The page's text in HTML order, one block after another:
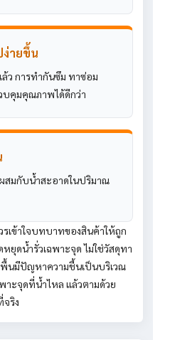
ายขึ้น
ว การทำกันซึม ทาซ่อม
คุมคุณภาพได้ดีกว่า
สมกับน้ำสะอาดในปริมาณ
รเข้าใจบทบาทของสินค้าให้ถูก
หยุดน้ำรั่วเฉพาะจุด ไม่ใช่วัสดุทา
นมีปัญหาความชื้นเป็นบริเวณ
พาะจุดที่น้ำไหล แล้วตามด้วย
ริง